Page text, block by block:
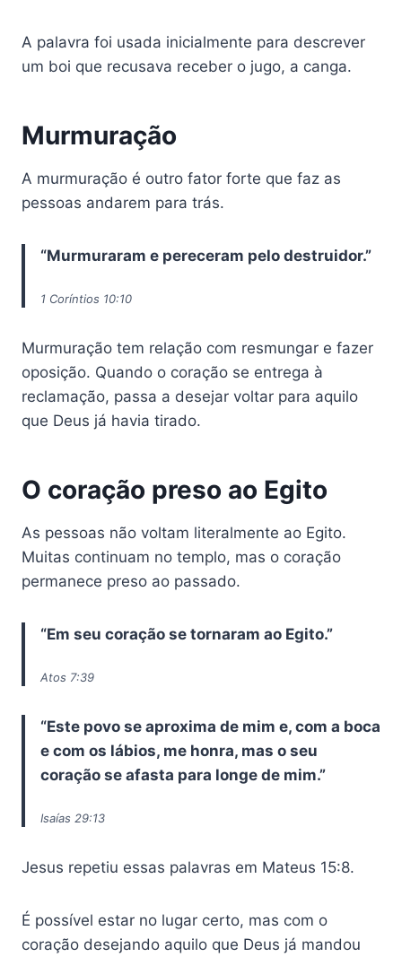
A palavra foi usada inicialmente para descrever
um boi que recusava receber o jugo, a canga.
Murmuração
A murmuração é outro fator forte que faz as
pessoas andarem para trás.
“Murmuraram e pereceram pelo destruidor.”
1 Coríntios 10:10
Murmuração tem relação com resmungar e fazer
oposição. Quando o coração se entrega à
reclamação, passa a desejar voltar para aquilo
que Deus já havia tirado.
O coração preso ao Egito
As pessoas não voltam literalmente ao Egito.
Muitas continuam no templo, mas o coração
permanece preso ao passado.
“Em seu coração se tornaram ao Egito.”
Atos 7:39
“Este povo se aproxima de mim e, com a boca
e com os lábios, me honra, mas o seu
coração se afasta para longe de mim.”
Isaías 29:13
Jesus repetiu essas palavras em Mateus 15:8.
É possível estar no lugar certo, mas com o
coração desejando aquilo que Deus já mandou